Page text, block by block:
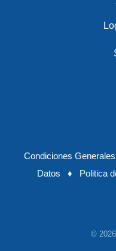
Condiciones Generales
Datos ♦ Politica
©